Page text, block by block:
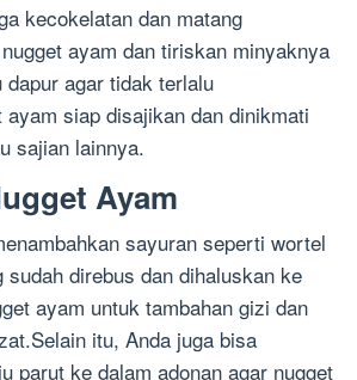
kecokelatan dan matang
ayam dan tiriskan minyaknya
dapur agar tidak terlalu
ayam siap disajikan dan dinikmati
sajian lainnya.
Ayam
sayuran seperti wortel
sudah direbus dan dihaluskan ke
ayam untuk tambahan gizi dan
itu, Anda juga bisa
parut ke dalam adonan agar nugget